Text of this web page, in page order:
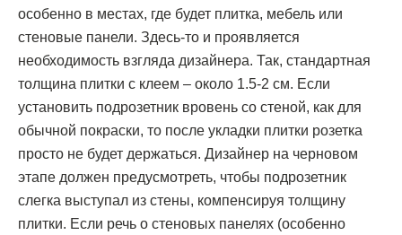
особенно в местах, где будет плитка, мебель или
стеновые панели. Здесь-то и проявляется
необходимость взгляда дизайнера. Так, стандартная
толщина плитки с клеем – около 1.5-2 см. Если
установить подрозетник вровень со стеной, как для
обычной покраски, то после укладки плитки розетка
просто не будет держаться. Дизайнер на черновом
этапе должен предусмотреть, чтобы подрозетник
слегка выступал из стены, компенсируя толщину
плитки. Если речь о стеновых панелях (особенно